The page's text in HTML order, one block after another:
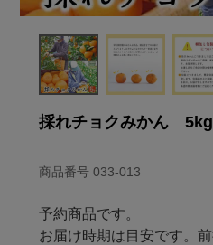
採れチョクみかん 5kg
商品番号 033-013
予約商品です。
お届け時期は目安です。